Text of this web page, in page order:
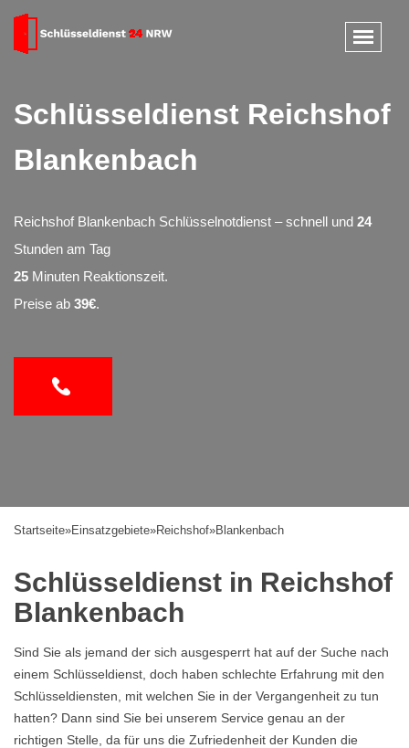
Schlüsseldienst Reichshof
Blankenbach
Reichshof Blankenbach Schlüsselnotdienst – schnell und 24
Stunden am Tag
25 Minuten Reaktionszeit.
Preise ab 39€.
Startseite»Einsatzgebiete»Reichshof»Blankenbach
Schlüsseldienst in Reichshof
Blankenbach
Sind Sie als jemand der sich ausgesperrt hat auf der Suche nach
einem Schlüsseldienst, doch haben schlechte Erfahrung mit den
Schlüsseldiensten, mit welchen Sie in der Vergangenheit zu tun
hatten? Dann sind Sie bei unserem Service genau an der
richtigen Stelle, da für uns die Zufriedenheit der Kunden die